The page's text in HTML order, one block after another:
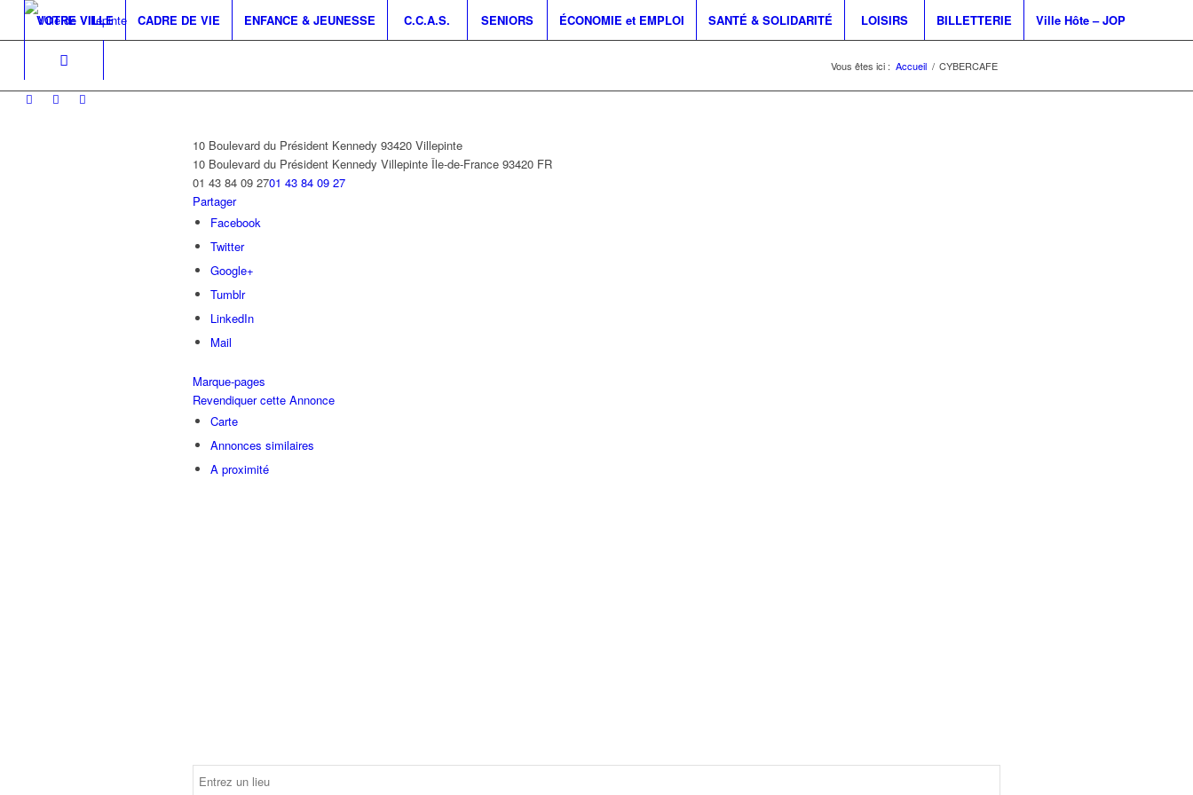
VOTRE VILLE CADRE DE VIE ENFANCE & JEUNESSE C.C.A.S. SENIORS ÉCONOMIE et EMPLOI SANTÉ & SOLIDARITÉ LOISIRS BILLETTERIE Ville Hôte – JOP
Vous êtes ici : Accueil / CYBERCAFE
10 Boulevard du Président Kennedy 93420 Villepinte
10 Boulevard du Président Kennedy Villepinte Île-de-France 93420 FR
01 43 84 09 2701 43 84 09 27
Partager
Facebook
Twitter
Google+
Tumblr
LinkedIn
Mail
Marque-pages
Revendiquer cette Annonce
Carte
Annonces similaires
A proximité